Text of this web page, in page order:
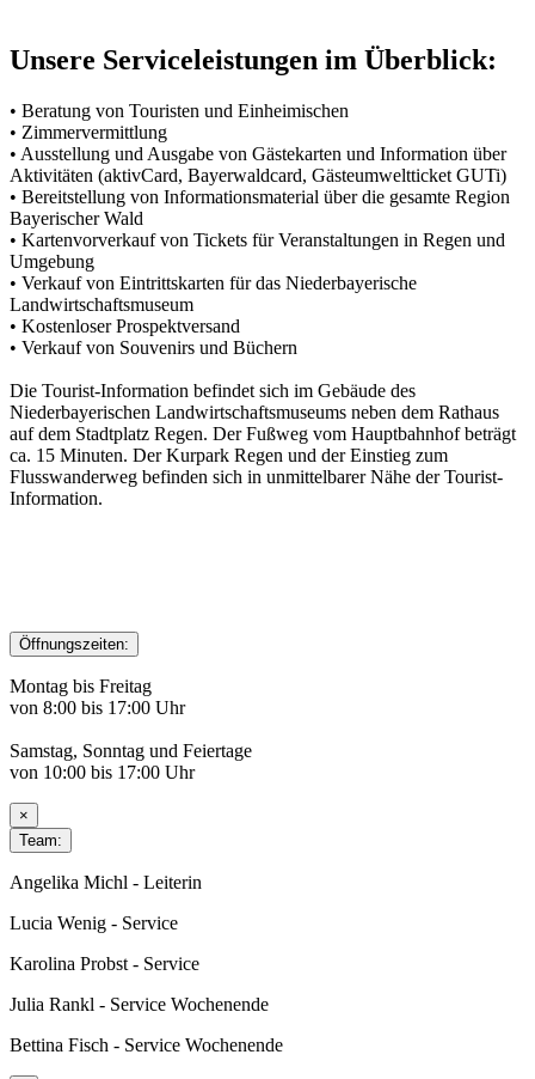
Unsere Serviceleistungen im Überblick:
• Beratung von Touristen und Einheimischen
• Zimmervermittlung
• Ausstellung und Ausgabe von Gästekarten und Information über
Aktivitäten (aktivCard, Bayerwaldcard, Gästeumweltticket GUTi)
• Bereitstellung von Informationsmaterial über die gesamte Region
Bayerischer Wald
• Kartenvorverkauf von Tickets für Veranstaltungen in Regen und
Umgebung
• Verkauf von Eintrittskarten für das Niederbayerische
Landwirtschaftsmuseum
• Kostenloser Prospektversand
• Verkauf von Souvenirs und Büchern
Die Tourist-Information befindet sich im Gebäude des
Niederbayerischen Landwirtschaftsmuseums neben dem Rathaus
auf dem Stadtplatz Regen. Der Fußweg vom Hauptbahnhof beträgt
ca. 15 Minuten. Der Kurpark Regen und der Einstieg zum
Flusswanderweg befinden sich in unmittelbarer Nähe der Tourist-
Information.
Öffnungszeiten:
Montag bis Freitag
von 8:00 bis 17:00 Uhr
Samstag, Sonntag und Feiertage
von 10:00 bis 17:00 Uhr
×
Team:
Angelika Michl - Leiterin
Lucia Wenig - Service
Karolina Probst - Service
Julia Rankl - Service Wochenende
Bettina Fisch - Service Wochenende